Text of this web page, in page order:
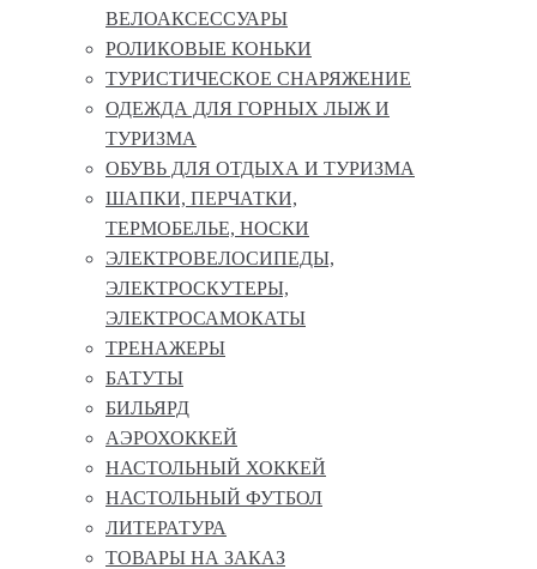
ВЕЛОАКСЕССУАРЫ
РОЛИКОВЫЕ КОНЬКИ
ТУРИСТИЧЕСКОЕ СНАРЯЖЕНИЕ
ОДЕЖДА ДЛЯ ГОРНЫХ ЛЫЖ И
ТУРИЗМА
ОБУВЬ ДЛЯ ОТДЫХА И ТУРИЗМА
ШАПКИ, ПЕРЧАТКИ,
ТЕРМОБЕЛЬЕ, НОСКИ
ЭЛЕКТРОВЕЛОСИПЕДЫ,
ЭЛЕКТРОСКУТЕРЫ,
ЭЛЕКТРОСАМОКАТЫ
ТРЕНАЖЕРЫ
БАТУТЫ
БИЛЬЯРД
АЭРОХОККЕЙ
НАСТОЛЬНЫЙ ХОККЕЙ
НАСТОЛЬНЫЙ ФУТБОЛ
ЛИТЕРАТУРА
ТОВАРЫ НА ЗАКАЗ